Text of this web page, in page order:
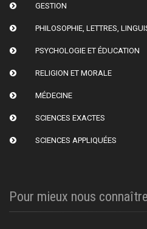
GESTION
PHILOSOPHIE, LETTRES,
PSYCHOLOGIE ET ÉDUCATION
RELIGION ET MORALE
MÉDECINE
SCIENCES EXACTES
SCIENCES APPLIQUÉES
Pour mieux nous connaître